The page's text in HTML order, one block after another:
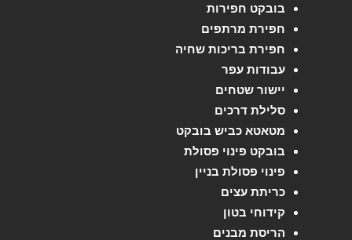
בובקט חפירות
חפירת מרתפים
חפירת בריכות שחיה
עבודות עפר
יישור שטחים
סלילת דרכים
מטאטא כביש בובקט
בובקט פינוי פסולת
פינוי פסולת בניין
כריתת עצים
קידוחי בטון
הריסת מבנים